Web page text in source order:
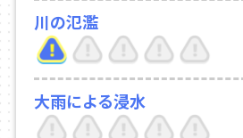
川の氾濫
大雨による浸水